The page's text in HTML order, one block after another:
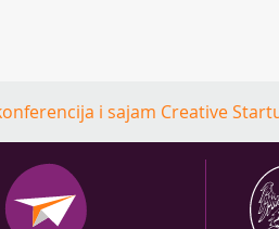
i sajam Creative